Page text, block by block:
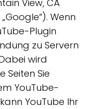
View, CA
Wenn
Plugin
zu Servern
wird
Seiten Sie
YouTube-
YouTube Ihr